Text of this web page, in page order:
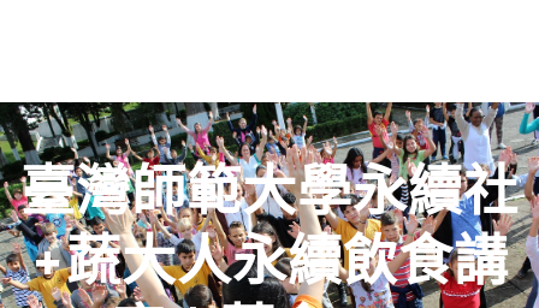
臺灣師範大學永續社
+蔬大人永續飲食講